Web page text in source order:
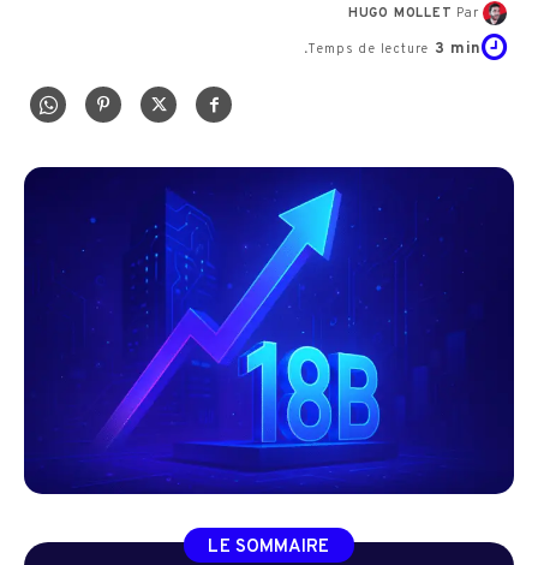
Par
HUGO MOLLET
Temps de lecture 3 min.
LE SOMMAIRE